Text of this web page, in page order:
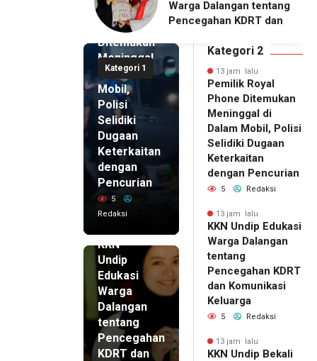
Pengelola BUMDes
Dalangan dengan Pola
Kategori 1
Royal
Phone
Ditemukan
Meninggal
di Dalam
Mobil,
Polisi
Selidiki
Dugaan
Keterkaitan
dengan
Pencurian
5
Redaksi
KKN
Undip
Edukasi
Warga
Dalangan
tentang
Pencegahan
KDRT dan
Kategori 2
13 jam lalu
Pemilik Royal
Phone Ditemukan
Meninggal di
Dalam Mobil, Polisi
Selidiki Dugaan
Keterkaitan
dengan Pencurian
5 Redaksi
13 jam lalu
KKN Undip Edukasi
Warga Dalangan
tentang
Pencegahan KDRT
dan Komunikasi
Keluarga
5 Redaksi
13 jam lalu
KKN Undip Bekali